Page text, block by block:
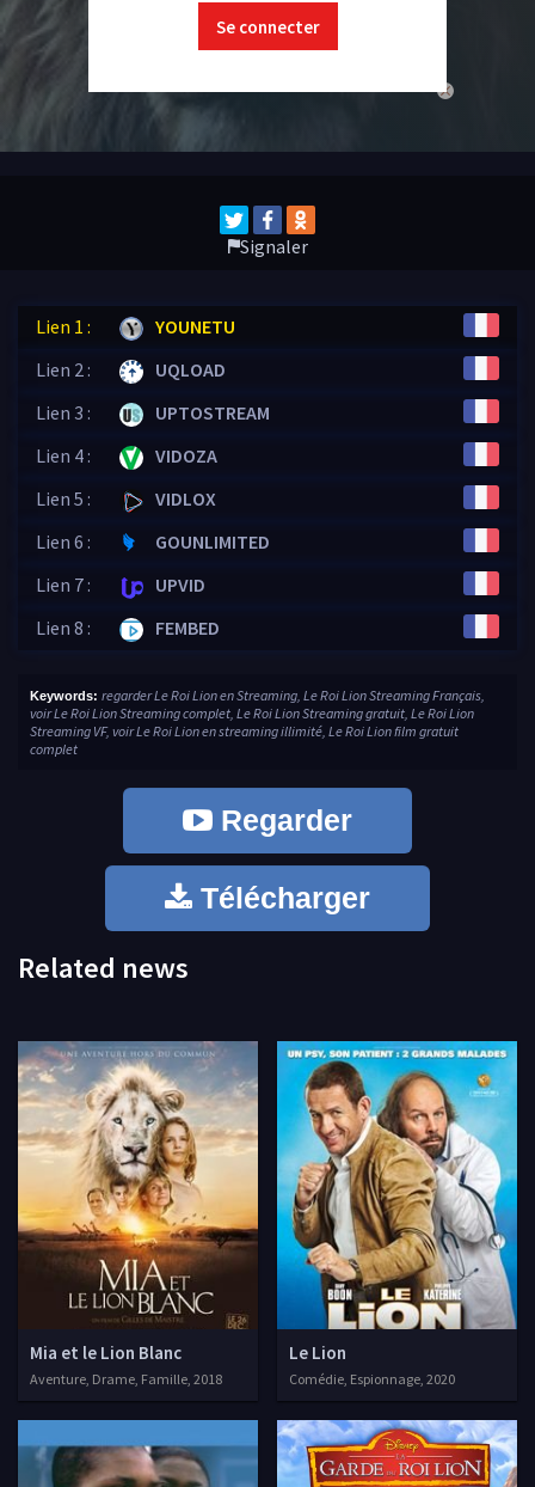
close
Se connecter
Signaler
Lien 1 :
YOUNETU
Lien 2 :
UQLOAD
Lien 3 :
UPTOSTREAM
Lien 4 :
VIDOZA
Lien 5 :
VIDLOX
Lien 6 :
GOUNLIMITED
Lien 7 :
UPVID
Lien 8 :
FEMBED
Keywords: regarder Le Roi Lion en Streaming, Le Roi Lion Streaming Français,
voir Le Roi Lion Streaming complet, Le Roi Lion Streaming gratuit, Le Roi Lion
Streaming VF, voir Le Roi Lion en streaming illimité, Le Roi Lion film gratuit
complet
Regarder
Télécharger
Related news
Mia et le Lion Blanc
Aventure, Drame, Famille, 2018
Le Lion
Comédie, Espionnage, 2020